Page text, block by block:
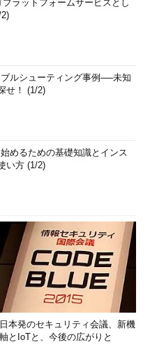
ラットフォームサービスとし
ルシューティング事例──未知
せ！ (1/2)
めるための基礎知識とインス
い方 (1/2)
日本発のセキュリティ会議、新機
軸とIoTと、今後の広がりと